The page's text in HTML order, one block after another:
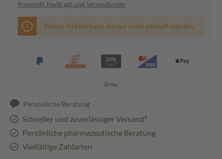
Preise inkl. MwSt. ggf. zzgl. Versandkosten
Dieser Artikel kann derzeit nicht gekauft werden.
Persönliche Beratung
Schneller und zuverlässiger Versand³
Persönliche pharmazeutische Beratung
Vielfältige Zahlarten